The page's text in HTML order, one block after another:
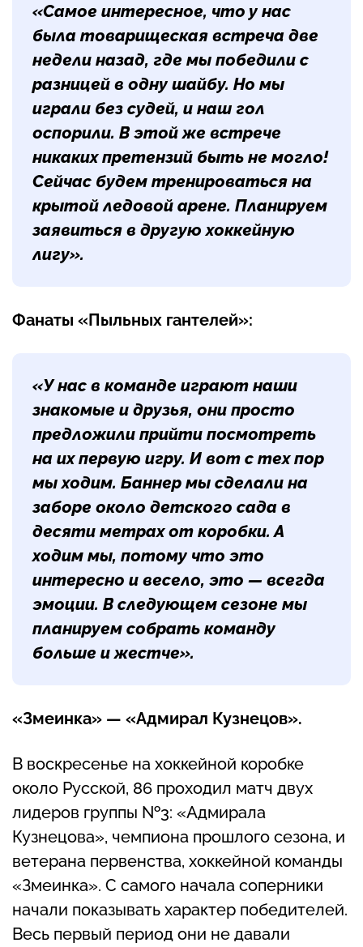
«Самое интересное, что у нас
была товарищеская встреча две
недели назад, где мы победили с
разницей в одну шайбу. Но мы
играли без судей, и наш гол
оспорили. В этой же встрече
никаких претензий быть не могло!
Сейчас будем тренироваться на
крытой ледовой арене. Планируем
заявиться в другую хоккейную
лигу».
Фанаты «Пыльных гантелей»:
«У нас в команде играют наши
знакомые и друзья, они просто
предложили прийти посмотреть
на их первую игру. И вот с тех пор
мы ходим. Баннер мы сделали на
заборе около детского сада в
десяти метрах от коробки. А
ходим мы, потому что это
интересно и весело, это — всегда
эмоции. В следующем сезоне мы
планируем собрать команду
больше и жестче».
«Змеинка» — «Адмирал Кузнецов».
В воскресенье на хоккейной коробке
около Русской, 86 проходил матч двух
лидеров группы №3: «Адмирала
Кузнецова», чемпиона прошлого сезона, и
ветерана первенства, хоккейной команды
«Змеинка». С самого начала соперники
начали показывать характер победителей.
Весь первый период они не давали